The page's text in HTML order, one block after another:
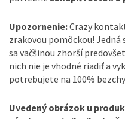
Upozornenie:Crazy
zrakovou pomôckou! Jedná
sa väčšinou zhorší
nich nie je vhodné riadiť a
potrebujete na 100%
Uvedený obrázok u